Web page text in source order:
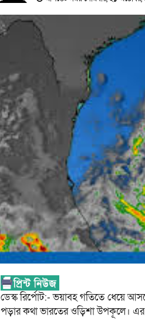
ডেস্ক রির্পোট:- ভয়াবহ গতিতে ধেয়ে
পড়ার কথা ভারতের ওড়িশা উপকূলে। এর